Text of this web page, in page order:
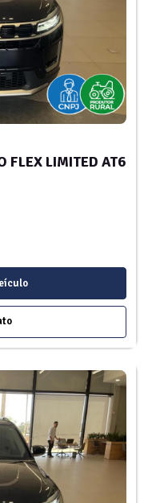
FLEX LIMITED AT6